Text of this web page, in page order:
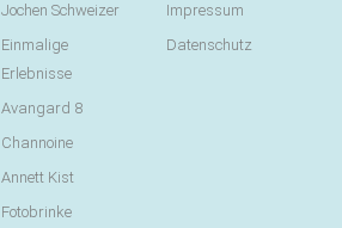
Jochen Schweizer
Einmalige
Erlebnisse
Avangard 8
Channoine
Annett Kist
Fotobrinke
Impressum
Datenschutz